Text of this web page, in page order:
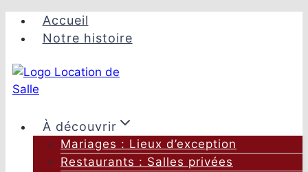
Aller
Accueil
Notre histoire
À découvrir
Mariages : Lieux d’exception
Restaurants : Salles privées